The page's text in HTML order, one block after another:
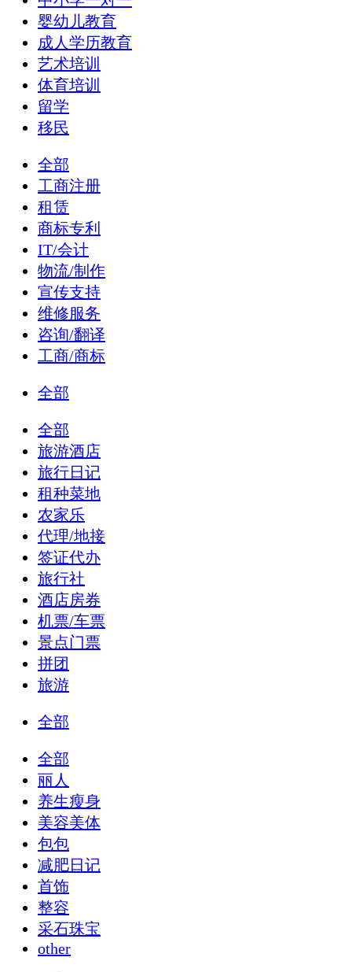
婴幼儿教育
成人学历教育
艺术培训
体育培训
留学
移民
全部
工商注册
租赁
商标专利
IT/会计
物流/制作
宣传支持
维修服务
咨询/翻译
工商/商标
全部
全部
旅游酒店
旅行日记
租种菜地
农家乐
代理/地接
签证代办
旅行社
酒店房券
机票/车票
景点门票
拼团
旅游
全部
全部
丽人
养生瘦身
美容美体
包包
减肥日记
首饰
整容
采石珠宝
other